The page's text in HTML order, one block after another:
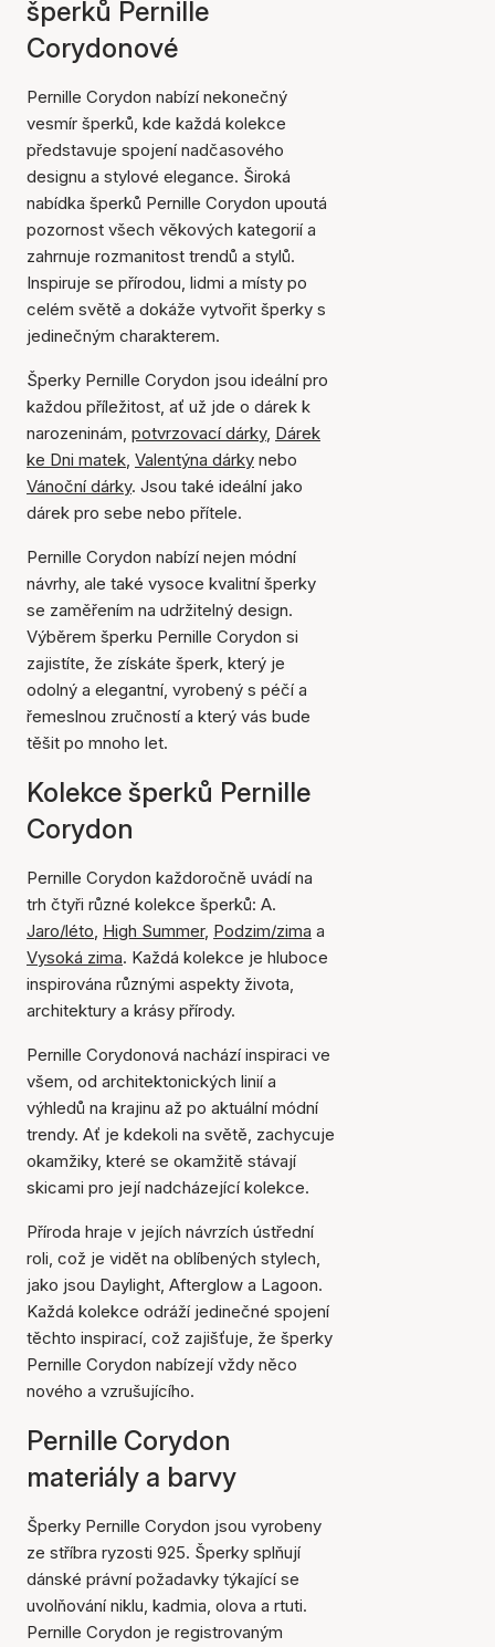
šperků Pernille
Corydonové
Pernille Corydon nabízí nekonečný
vesmír šperků, kde každá kolekce
představuje spojení nadčasového
designu a stylové elegance. Široká
nabídka šperků Pernille Corydon upoutá
pozornost všech věkových kategorií a
zahrnuje rozmanitost trendů a stylů.
Inspiruje se přírodou, lidmi a místy po
celém světě a dokáže vytvořit šperky s
jedinečným charakterem.
Šperky Pernille Corydon jsou ideální pro
každou příležitost, ať už jde o dárek k
narozeninám, potvrzovací dárky, Dárek
ke Dni matek, Valentýna dárky nebo
Vánoční dárky. Jsou také ideální jako
dárek pro sebe nebo přítele.
Pernille Corydon nabízí nejen módní
návrhy, ale také vysoce kvalitní šperky
se zaměřením na udržitelný design.
Výběrem šperku Pernille Corydon si
zajistíte, že získáte šperk, který je
odolný a elegantní, vyrobený s péčí a
řemeslnou zručností a který vás bude
těšit po mnoho let.
Kolekce šperků Pernille
Corydon
Pernille Corydon každoročně uvádí na
trh čtyři různé kolekce šperků: A.
Jaro/léto, High Summer, Podzim/zima a
Vysoká zima. Každá kolekce je hluboce
inspirována různými aspekty života,
architektury a krásy přírody.
Pernille Corydonová nachází inspiraci ve
všem, od architektonických linií a
výhledů na krajinu až po aktuální módní
trendy. Ať je kdekoli na světě, zachycuje
okamžiky, které se okamžitě stávají
skicami pro její nadcházející kolekce.
Příroda hraje v jejích návrzích ústřední
roli, což je vidět na oblíbených stylech,
jako jsou Daylight, Afterglow a Lagoon.
Každá kolekce odráží jedinečné spojení
těchto inspirací, což zajišťuje, že šperky
Pernille Corydon nabízejí vždy něco
nového a vzrušujícího.
Pernille Corydon
materiály a barvy
Šperky Pernille Corydon jsou vyrobeny
ze stříbra ryzosti 925. Šperky splňují
dánské právní požadavky týkající se
uvolňování niklu, kadmia, olova a rtuti.
Pernille Corydon je registrovaným